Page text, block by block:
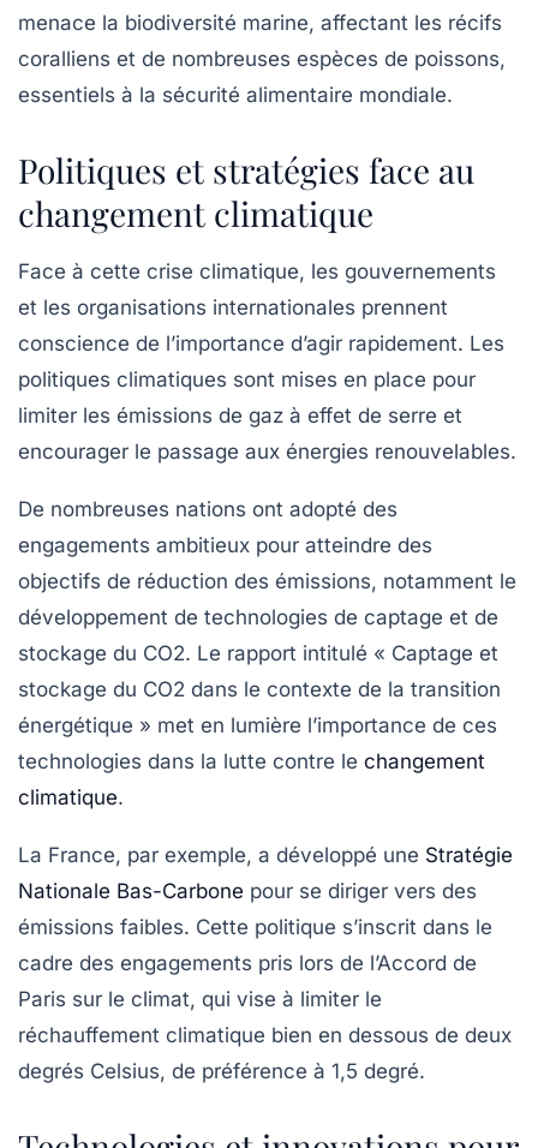
menace la biodiversité marine, affectant les récifs
coralliens et de nombreuses espèces de poissons,
essentiels à la sécurité alimentaire mondiale.
Politiques et stratégies face au
changement climatique
Face à cette crise climatique, les gouvernements
et les organisations internationales prennent
conscience de l’importance d’agir rapidement. Les
politiques climatiques sont mises en place pour
limiter les émissions de gaz à effet de serre et
encourager le passage aux énergies renouvelables.
De nombreuses nations ont adopté des
engagements ambitieux pour atteindre des
objectifs de réduction des émissions, notamment le
développement de technologies de captage et de
stockage du CO2. Le rapport intitulé « Captage et
stockage du CO2 dans le contexte de la transition
énergétique » met en lumière l’importance de ces
technologies dans la lutte contre le changement
climatique.
La France, par exemple, a développé une Stratégie
Nationale Bas-Carbone pour se diriger vers des
émissions faibles. Cette politique s’inscrit dans le
cadre des engagements pris lors de l’Accord de
Paris sur le climat, qui vise à limiter le
réchauffement climatique bien en dessous de deux
degrés Celsius, de préférence à 1,5 degré.